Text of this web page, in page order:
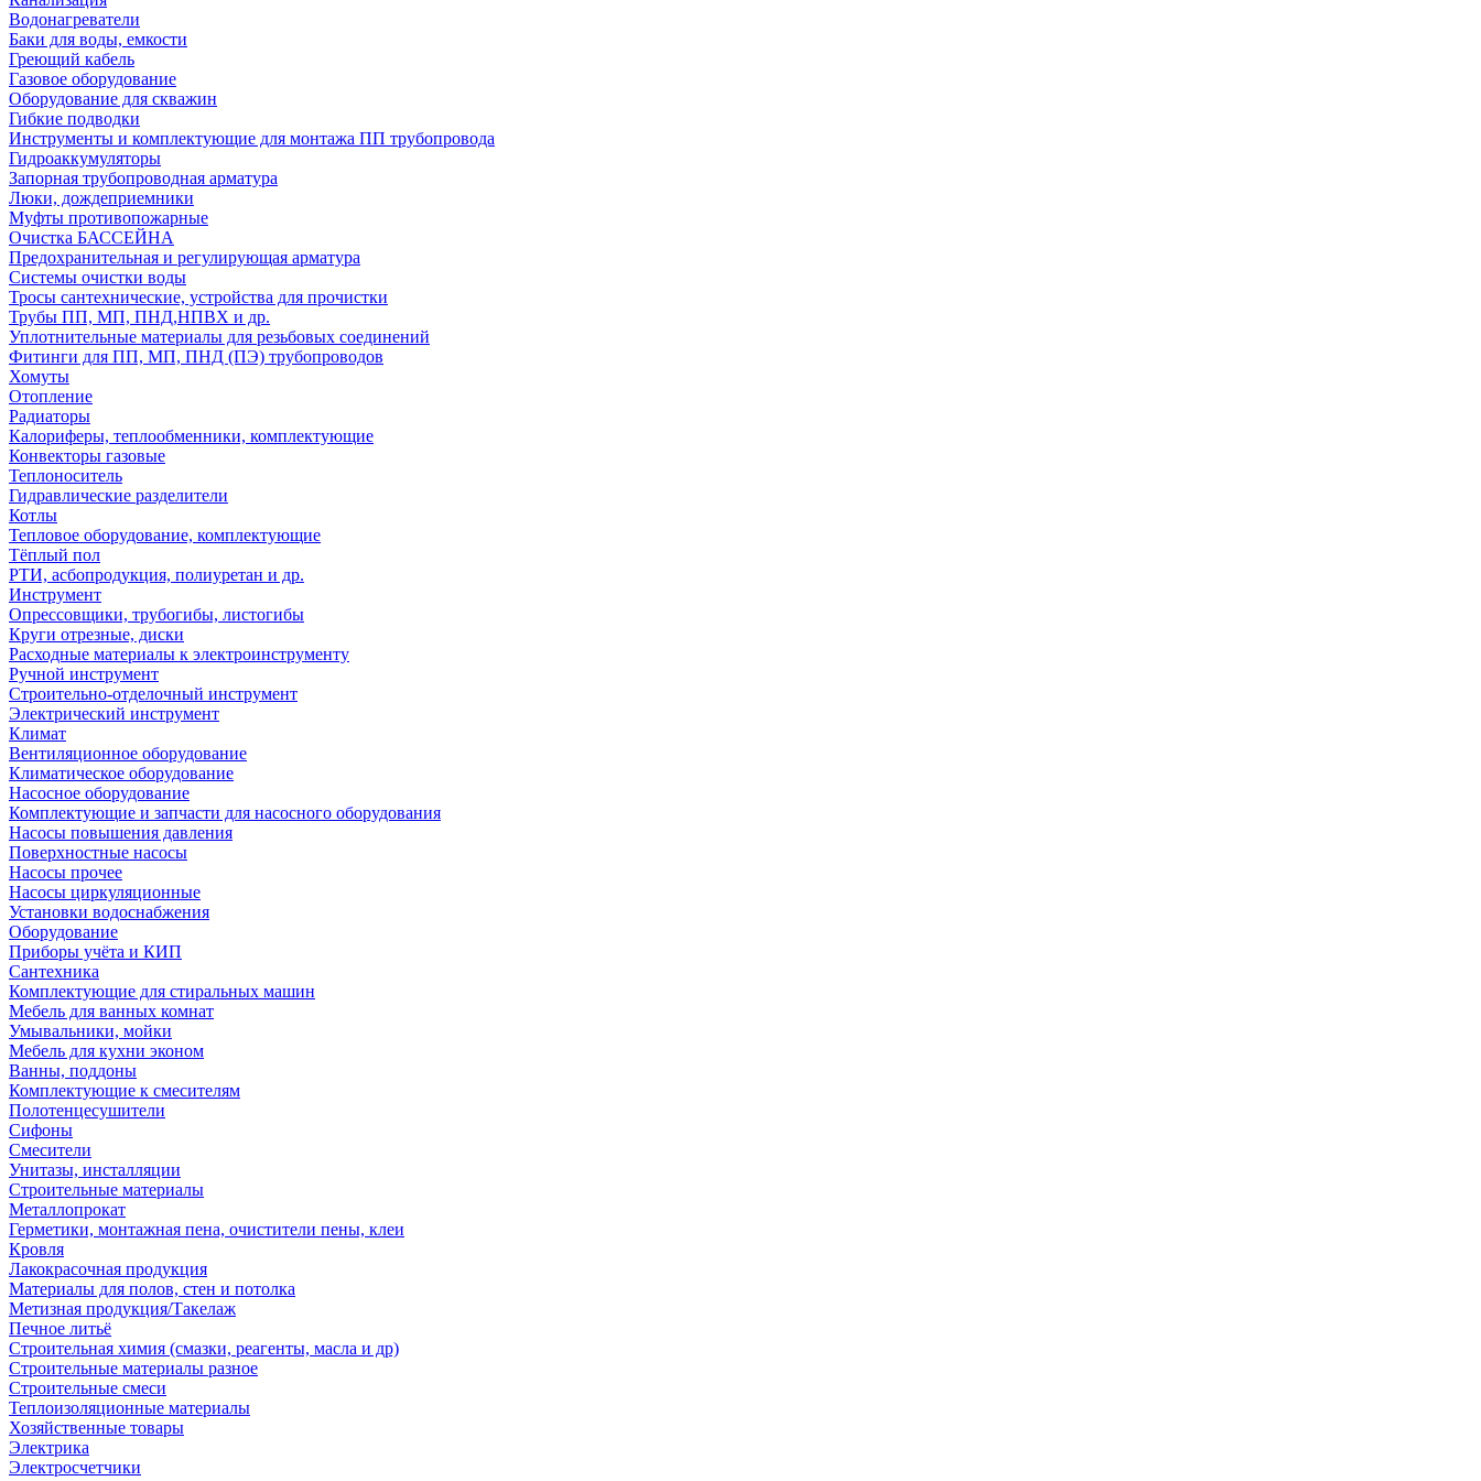
Водонагреватели
Баки для воды, емкости
Греющий кабель
Газовое оборудование
Оборудование для скважин
Гибкие подводки
Инструменты и комплектующие для монтажа ПП трубопровода
Гидроаккумуляторы
Запорная трубопроводная арматура
Люки, дождеприемники
Муфты противопожарные
Очистка БАССЕЙНА
Предохранительная и регулирующая арматура
Системы очистки воды
Тросы сантехнические, устройства для прочистки
Трубы ПП, МП, ПНД,НПВХ и др.
Уплотнительные материалы для резьбовых соединений
Фитинги для ПП, МП, ПНД (ПЭ) трубопроводов
Хомуты
Отопление
Радиаторы
Калориферы, теплообменники, комплектующие
Конвекторы газовые
Теплоноситель
Гидравлические разделители
Котлы
Тепловое оборудование, комплектующие
Тёплый пол
РТИ, асбопродукция, полиуретан и др.
Инструмент
Опрессовщики, трубогибы, листогибы
Круги отрезные, диски
Расходные материалы к электроинструменту
Ручной инструмент
Строительно-отделочный инструмент
Электрический инструмент
Климат
Вентиляционное оборудование
Климатическое оборудование
Насосное оборудование
Комплектующие и запчасти для насосного оборудования
Насосы повышения давления
Поверхностные насосы
Насосы прочее
Насосы циркуляционные
Установки водоснабжения
Оборудование
Приборы учёта и КИП
Сантехника
Комплектующие для стиральных машин
Мебель для ванных комнат
Умывальники, мойки
Мебель для кухни эконом
Ванны, поддоны
Комплектующие к смесителям
Полотенцесушители
Сифоны
Смесители
Унитазы, инсталляции
Строительные материалы
Металлопрокат
Герметики, монтажная пена, очистители пены, клеи
Кровля
Лакокрасочная продукция
Материалы для полов, стен и потолка
Метизная продукция/Такелаж
Печное литьё
Строительная химия (смазки, реагенты, масла и др)
Строительные материалы разное
Строительные смеси
Теплоизоляционные материалы
Хозяйственные товары
Электрика
Электросчетчики